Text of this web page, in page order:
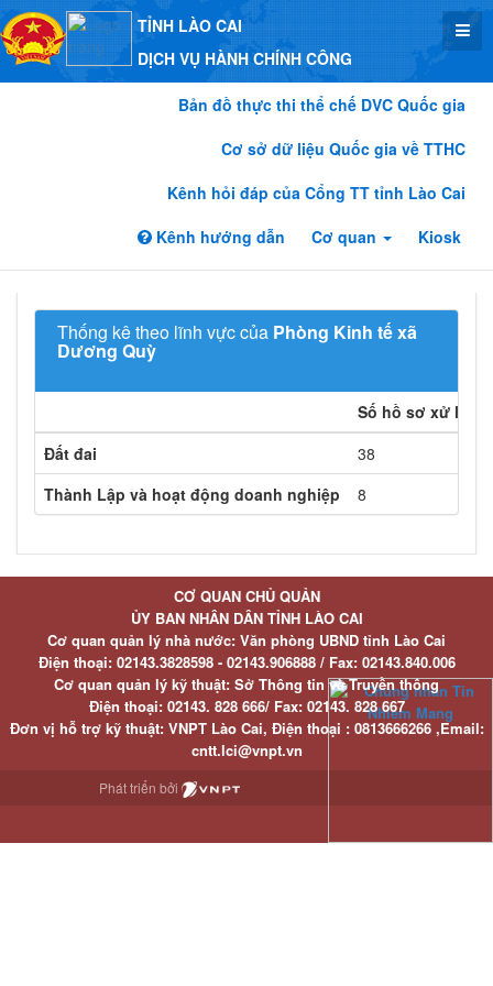
TỈNH LÀO CAI
DỊCH VỤ HÀNH CHÍNH CÔNG
Bản đồ thực thi thể chế DVC Quốc gia
Cơ sở dữ liệu Quốc gia về TTHC
Kênh hỏi đáp của Cổng TT tỉnh Lào Cai
Kênh hướng dẫn
Cơ quan Kiosk
Thống kê theo lĩnh vực của Phòng Kinh tế xã
Dương Quỳ
Số hồ sơ xử lý
Đất đai
38
Thành Lập và hoạt động doanh nghiệp
8
CƠ QUAN CHỦ QUẢN
ỦY BAN NHÂN DÂN TỈNH LÀO CAI
Cơ quan quản lý nhà nước: Văn phòng UBND tỉnh Lào Cai
Điện thoại:02143.3828598 - 02143.906888 / Fax:02143.840.006
Cơ quan quản lý kỹ thuật: Sở Thông tin và Truyền thông
Điện thoại:02143. 828 666/ Fax:02143. 828 667
Đơn vị hỗ trợ kỹ thuật: VNPT Lào Cai, Điện thoại : 0813666266 ,Email:
cntt.lci@vnpt.vn
Phát triển bởi